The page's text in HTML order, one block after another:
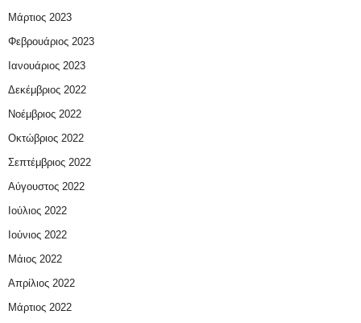
Μάρτιος 2023
Φεβρουάριος 2023
Ιανουάριος 2023
Δεκέμβριος 2022
Νοέμβριος 2022
Οκτώβριος 2022
Σεπτέμβριος 2022
Αύγουστος 2022
Ιούλιος 2022
Ιούνιος 2022
Μάιος 2022
Απρίλιος 2022
Μάρτιος 2022